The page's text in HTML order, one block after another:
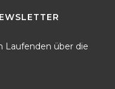
Laufenden über die